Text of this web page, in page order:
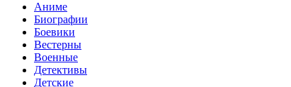
Аниме
Биографии
Боевики
Вестерны
Военные
Детективы
Детские